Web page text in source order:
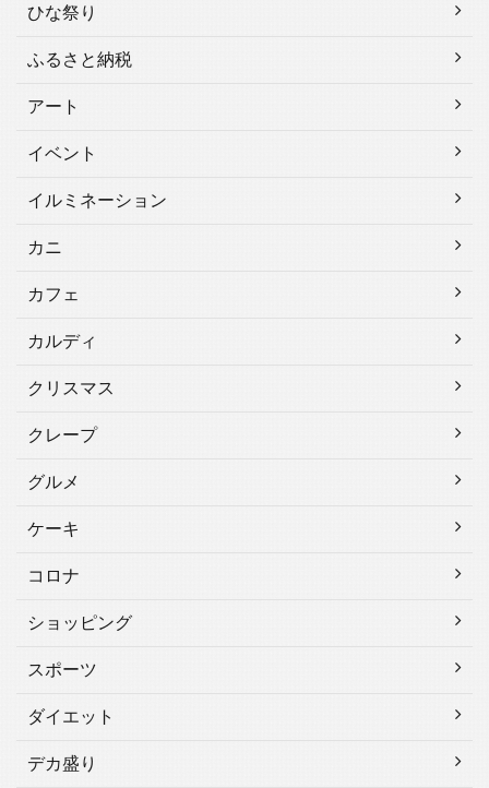
ひな祭り
ふるさと納税
アート
イベント
イルミネーション
カニ
カフェ
カルディ
クリスマス
クレープ
グルメ
ケーキ
コロナ
ショッピング
スポーツ
ダイエット
デカ盛り